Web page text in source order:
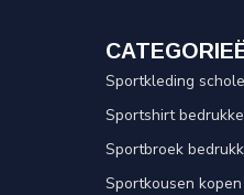
Sportkleding
Sportshirt
Sportbroek
Sportkousen kopen